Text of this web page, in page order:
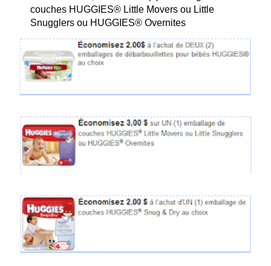
couches HUGGIES® Little Movers ou Little
Snugglers ou HUGGIES® Overnites